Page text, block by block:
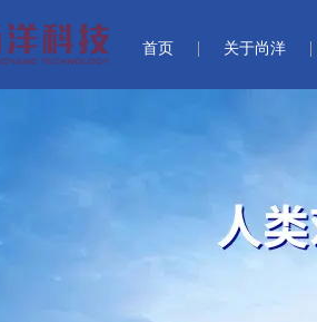
首页 关于尚洋